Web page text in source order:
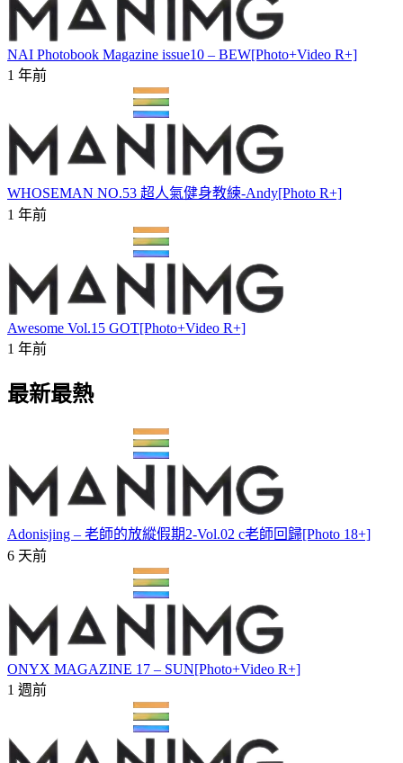
NAI Photobook Magazine issue10 – BEW[Photo+Video R+]
1 年前
WHOSEMAN NO.53 超人氣健身教練-Andy[Photo R+]
1 年前
Awesome Vol.15 GOT[Photo+Video R+]
1 年前
最新最熱
Adonisjing – 老師的放縱假期2-Vol.02 c老師回歸[Photo 18+]
6 天前
ONYX MAGAZINE 17 – SUN[Photo+Video R+]
1 週前